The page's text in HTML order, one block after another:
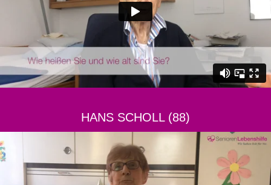
HANS SCHOLL (88)